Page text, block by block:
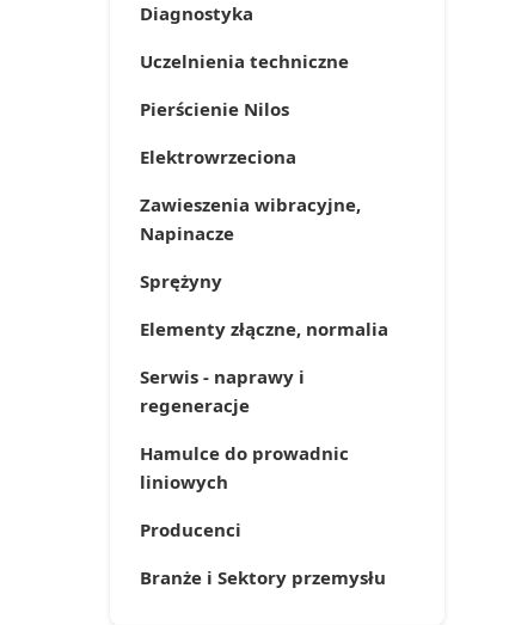
Diagnostyka
Uczelnienia techniczne
Pierścienie Nilos
Elektrowrzeciona
Zawieszenia wibracyjne,
Napinacze
Sprężyny
Elementy złączne, normalia
Serwis - naprawy i
regeneracje
Hamulce do prowadnic
liniowych
Producenci
Branże i Sektory przemysłu